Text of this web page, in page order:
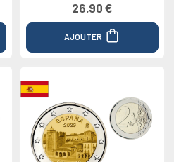
26.90 €
AJOUTER